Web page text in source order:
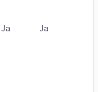
Ja Ja